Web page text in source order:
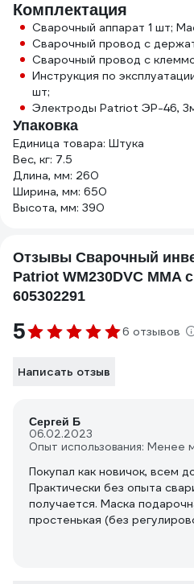
Комплектация
Сварочный аппарат 1 шт;
Сварочный провод с
Сварочный провод с
Инструкция по
шт;
Электроды Patriot ЭР-46,
Упаковка
Единица товара: Штука
Вес, кг: 7.5
Длина, мм: 260
Ширина, мм: 650
Высота, мм: 390
Отзывы Cварочный
Patriot WM230DVC MMA
605302291
5 6 отзывов
Написать отзыв
Сергей Б
06.02.2023
Опыт использования: Менее
Покупал как новичок, всем
Практически без опыта
получается. Маска
простенькая (без